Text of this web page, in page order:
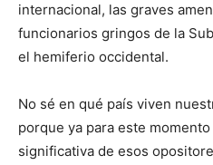
internacional, las graves
funcionarios gringos de la
el hemiferio occidental.
No sé en qué país viven
porque ya para este
significativa de esos